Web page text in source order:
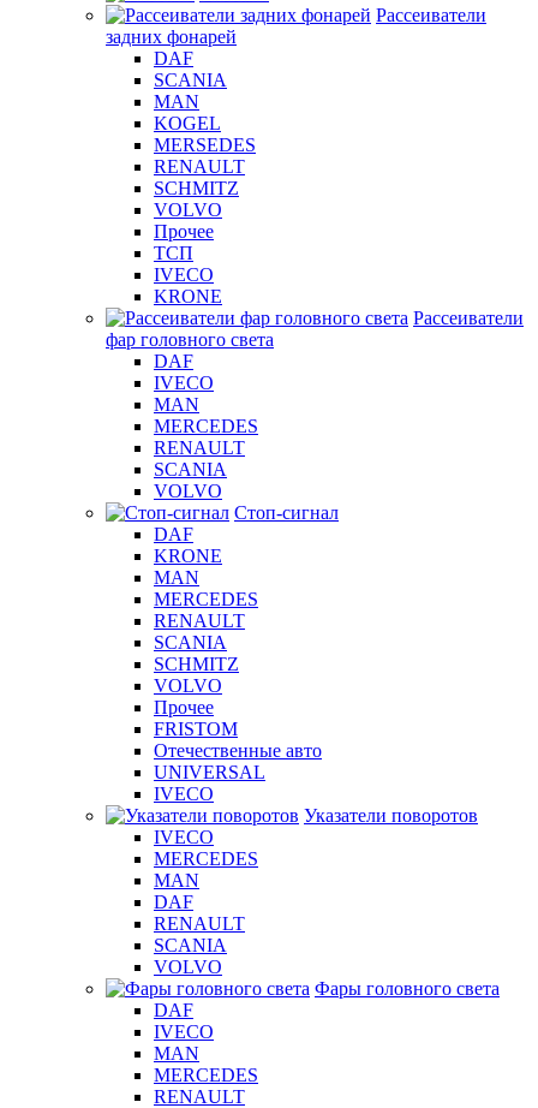
Рассеиватели
задних фонарей
DAF
SCANIA
MAN
KOGEL
MERSEDES
RENAULT
SCHMITZ
VOLVO
Прочее
ТСП
IVECO
KRONE
Рассеиватели
фар головного света
DAF
IVECO
MAN
MERCEDES
RENAULT
SCANIA
VOLVO
Стоп-сигнал
DAF
KRONE
MAN
MERCEDES
RENAULT
SCANIA
SCHMITZ
VOLVO
Прочее
FRISTOM
Отечественные авто
UNIVERSAL
IVECO
Указатели поворотов
IVECO
MERCEDES
MAN
DAF
RENAULT
SCANIA
VOLVO
Фары головного света
DAF
IVECO
MAN
MERCEDES
RENAULT